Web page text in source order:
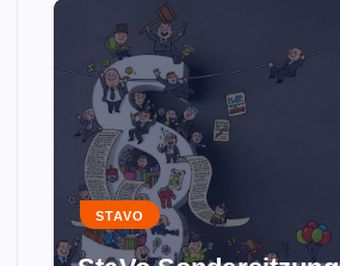
STAVO